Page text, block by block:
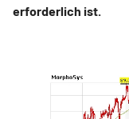
erforderlich ist.